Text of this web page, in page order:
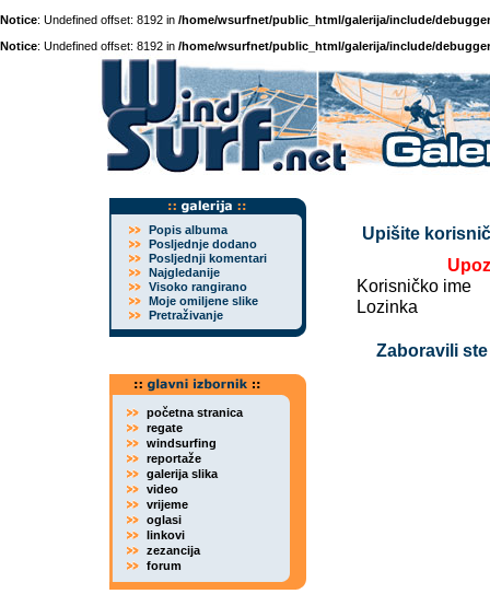
Notice: Undefined offset: 8192 in /home/wsurfnet/public_html/galerija/include/
Notice: Undefined offset: 8192 in /home/wsurfnet/public_html/galerija/include/
Popis albuma
Posljednje dodano
Posljednji komentari
Najgledanije
Visoko rangirano
Moje omiljene slike
Pretraživanje
početna stranica
regate
windsurfing
reportaže
galerija slika
video
vrijeme
oglasi
linkovi
zezancija
forum
Upišite
Korisničko ime
Lozinka
Zaboravili